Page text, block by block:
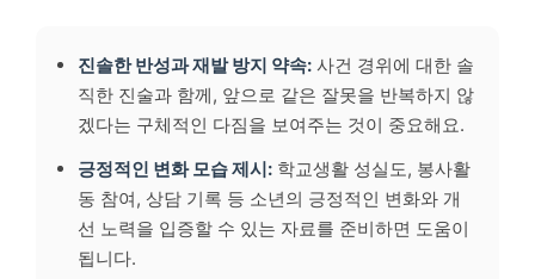
진솔한 반성과 재발 방지 약속: 사건 경위에 대한 솔
직한 진술과 함께, 앞으로 같은 잘못을 반복하지 않
겠다는 구체적인 다짐을 보여주는 것이 중요해요.
긍정적인 변화 모습 제시: 학교생활 성실도, 봉사활
동 참여, 상담 기록 등 소년의 긍정적인 변화와 개
선 노력을 입증할 수 있는 자료를 준비하면 도움이
됩니다.